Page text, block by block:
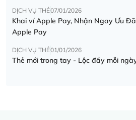
DỊCH VỤ THẺ07/01/2026
Khai ví Apple Pay, Nhận Ngay Ưu
Apple Pay
DỊCH VỤ THẺ01/01/2026
Thẻ mới trong tay - Lộc đầy mỗi